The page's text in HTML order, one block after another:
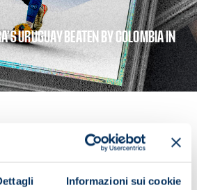
Informazioni sui cookie
URUGUAY BEATEN BY COLOMBIA IN
clash with Colombia on